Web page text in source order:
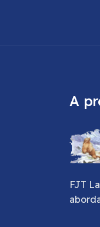
A
FJT